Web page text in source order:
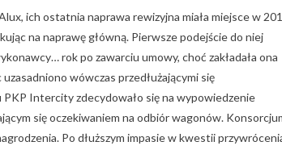
ich ostatnia naprawa rewizyjna miała miejsce w
na naprawę główną. Pierwsze podejście do niej
rok po zawarciu umowy, choć zakładała ona
wówczas przedłużającymi się
Intercity zdecydowało się na wypowiedzenie
się oczekiwaniem na odbiór wagonów.
Po dłuższym impasie w kwestii